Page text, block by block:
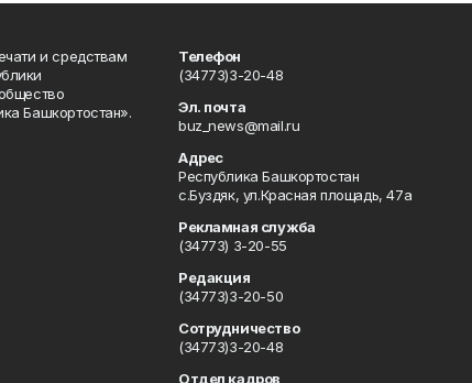
и средствам
Башкортостан».
Телефон
(34773)3-20-48
Эл. почта
buz_news@mail.ru
Адрес
Республика Башкортостан
с.Буздяк, ул.Красная площадь, 47а
Рекламная служба
(34773) 3-20-55
Редакция
(34773)3-20-50
Сотрудничество
(34773)3-20-48
Отдел кадров